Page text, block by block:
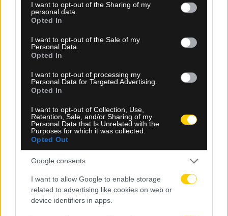
not limited to your visit or usage behaviour. You may click to
grant or deny consent to Google and its third-party tags to
use your data for below specified purposes in below Google
consent section.
I want to opt-out of the Sharing of my
personal data.
Opted In
I want to opt-out of the Sale of my
Personal Data.
Opted In
I want to opt-out of processing my
Personal Data for Targeted Advertising.
Opted In
I want to opt-out of Collection, Use,
Retention, Sale, and/or Sharing of my
Personal Data that Is Unrelated with the
Purposes for which it was collected.
Opted Out
Google consents
I want to allow Google to enable storage
related to advertising like cookies on web or
device identifiers in apps.
και να τα δώσω όλα για την ΑΕΚ»